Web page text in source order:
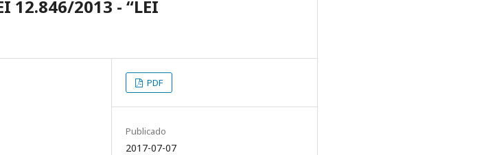
12.846/2013 - “LEI
PDF
Publicado
2017-07-07